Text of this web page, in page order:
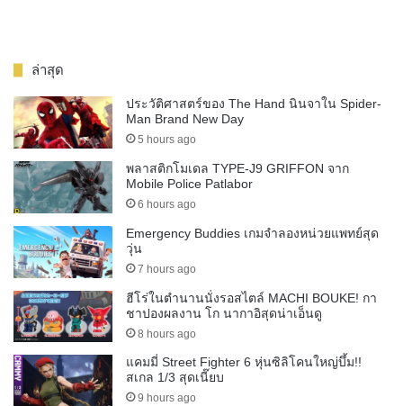
ล่าสุด
ประวัติศาสตร์ของ The Hand นินจาใน Spider-
Man Brand New Day
5 hours ago
พลาสติกโมเดล TYPE-J9 GRIFFON จาก
Mobile Police Patlabor
6 hours ago
Emergency Buddies เกมจำลองหน่วยแพทย์สุด
วุ่น
7 hours ago
ฮีโร่ในตำนานนั่งรอสไตล์ MACHI BOUKE! กา
ชาปองผลงาน โก นากาอิสุดน่าเอ็นดู
8 hours ago
แคมมี่ Street Fighter 6 หุ่นซิลิโคนใหญ่บึ้ม!!
สเกล 1/3 สุดเนี๊ยบ
9 hours ago